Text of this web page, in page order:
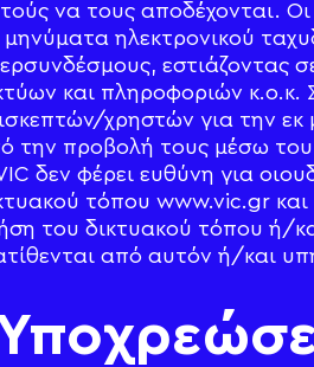
να τους αποδέχονται. Οι
μηνύματα ηλεκτρονικού
εστιάζοντας
και πληροφοριών κ.ο.κ.
χρηστών για την
την προβολή τους μέσω
δεν φέρει ευθύνη για
τόπου www.vic.gr και
του δικτυακού τόπου ή/
από αυτόν ή/και